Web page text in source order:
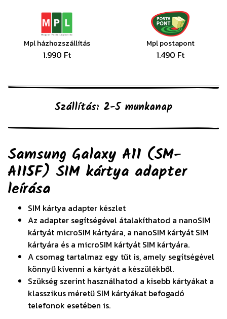
Mpl házhozszállítás
1.990 Ft
Mpl postapont
1.490 Ft
Szállítás: 2-5 munkanap
Samsung Galaxy A11 (SM-
A115F) SIM kártya adapter
leírása
SIM kártya adapter készlet
Az adapter segítségével átalakíthatod a nanoSIM
kártyát microSIM kártyára, a nanoSIM kártyát SIM
kártyára és a microSIM kártyát SIM kártyára.
A csomag tartalmaz egy tűt is, amely segítségével
könnyű kivenni a kártyát a készülékből.
Szükség szerint használhatod a kisebb kártyákat a
klasszikus méretű SIM kártyákat befogadó
telefonok esetében is.